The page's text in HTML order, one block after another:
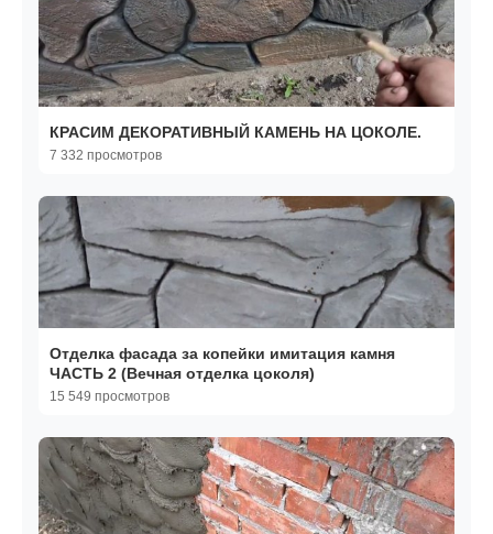
КРАСИМ ДЕКОРАТИВНЫЙ КАМЕНЬ НА ЦОКОЛЕ.
7 332 просмотров
Отделка фасада за копейки имитация камня
ЧАСТЬ 2 (Вечная отделка цоколя)
15 549 просмотров